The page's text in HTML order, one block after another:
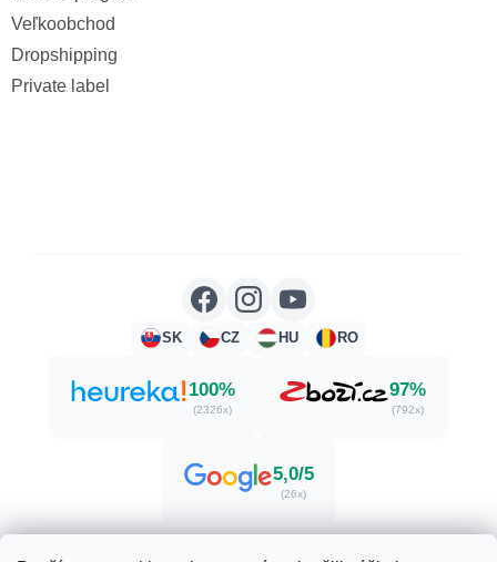
Veľkoobchod
Dropshipping
Private label
SK CZ HU RO
100%
(2326x)
97%
(792x)
5,0/5
(26x)